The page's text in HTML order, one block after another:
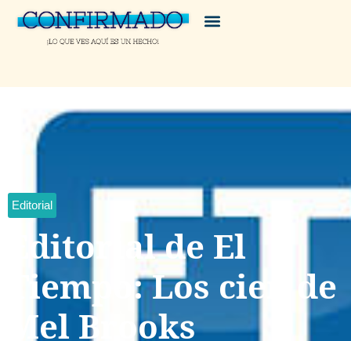
Editorial
Editorial de El
Tiempo: Los cien de
Mel Brooks